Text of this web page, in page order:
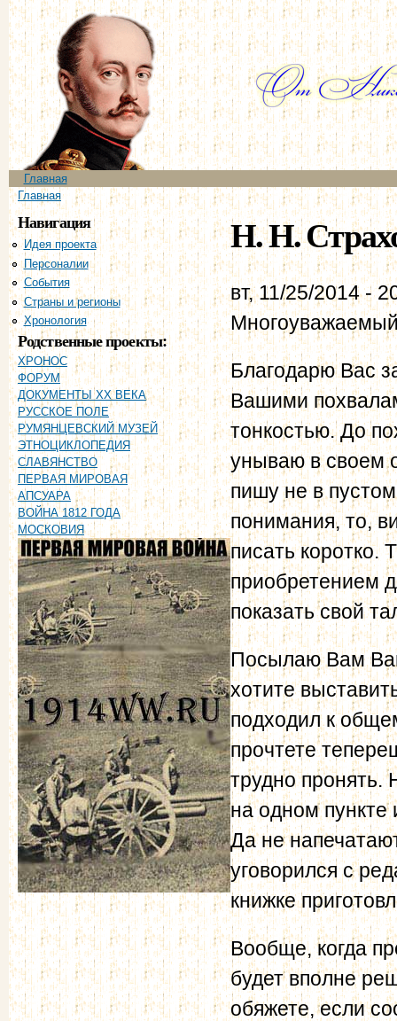
Главное меню
Главная
Вы здесь
Главная
Навигация
Идея проекта
Персоналии
События
Страны и регионы
Хронология
Родственные проекты:
ХРОНОС
ФОРУМ
ДОКУМЕНТЫ XX ВЕКА
РУССКОЕ ПОЛЕ
РУМЯНЦЕВСКИЙ МУЗЕЙ
ЭТНОЦИКЛОПЕДИЯ
СЛАВЯНСТВО
ПЕРВАЯ МИРОВАЯ
АПСУАРА
ВОЙНА 1812 ГОДА
МОСКОВИЯ
Н. Н.
вт, 11/25/2014 -
Благодарю Вас
Вашими
тонкостью. До
унываю в своем
пишу не в
понимания, то,
писать коротко.
приобретением
показать свой
Посылаю Вам
хотите
подходил к
прочтете
трудно пронять.
на одном пункте
Да не
уговорился с
книжке
Вообще, когда
будет вполне
обяжете, если